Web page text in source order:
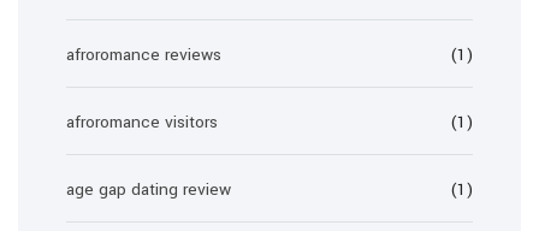
afroromance reviews (1)
afroromance visitors (1)
age gap dating review (1)